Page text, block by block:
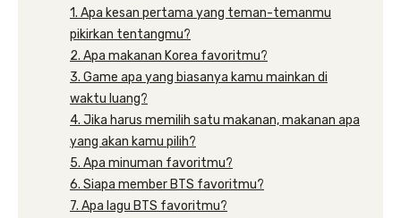
1. Apa kesan pertama yang teman-temanmu
pikirkan tentangmu?
2. Apa makanan Korea favoritmu?
3. Game apa yang biasanya kamu mainkan di
waktu luang?
4. Jika harus memilih satu makanan, makanan apa
yang akan kamu pilih?
5. Apa minuman favoritmu?
6. Siapa member BTS favoritmu?
7. Apa lagu BTS favoritmu?